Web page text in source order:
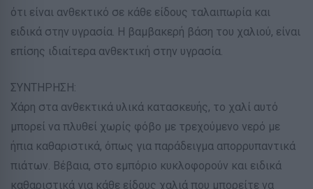
ότι είναι ανθεκτικό σε κάθε είδους ταλαιπωρία και
ειδικά στην υγρασία. Η βαμβακερή βάση του χαλιού, είναι
επίσης ιδιαίτερα ανθεκτική στην υγρασία.
ΣΥΝΤΗΡΗΣΗ:
Χάρη στα ανθεκτικά υλικά κατασκευής, το χαλί αυτό
μπορεί να πλυθεί χωρίς φόβο με τρεχούμενο νερό με
ήπια καθαριστικά, όπως για παράδειγμα απορρυπαντικά
πιάτων. Βέβαια, στο εμπόριο κυκλοφορούν και ειδικά
καθαριστικά για κάθε είδους χαλιά που μπορείτε να